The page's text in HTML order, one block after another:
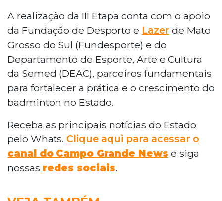
A realização da III Etapa conta com o apoio
da Fundação de Desporto e Lazer de Mato
Grosso do Sul (Fundesporte) e do
Departamento de Esporte, Arte e Cultura
da Semed (DEAC), parceiros fundamentais
para fortalecer a prática e o crescimento do
badminton no Estado.
Receba as principais notícias do Estado
pelo Whats. Clique aqui para acessar o
canal do Campo Grande News e siga
nossas redes sociais.